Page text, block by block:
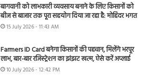
बागवानी को लाभकारी व्यवसाय बनाने के लिए किसानों को
बीज से बाजार तक पूरा सहयोग दिया जा रहा है: मोहिंदर भगत
15 July 2026 - 11:43 AM
Farmers ID Card बनेगा किसानों की पहचान, मिलेंगे भरपूर
लाभ, बार-बार रजिस्ट्रेशन का झंझट खत्म, ऐसे करें अप्लाई
10 July 2026 - 12:42 PM